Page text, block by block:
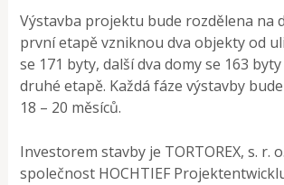
Výstavba projektu bude rozdělena na
první etapě vzniknou dva objekty od
se 171 byty, další dva domy se 163
druhé etapě. Každá fáze výstavby
18 – 20 měsíců.
Investorem stavby je TORTOREX, s. r.
společnost HOCHTIEF